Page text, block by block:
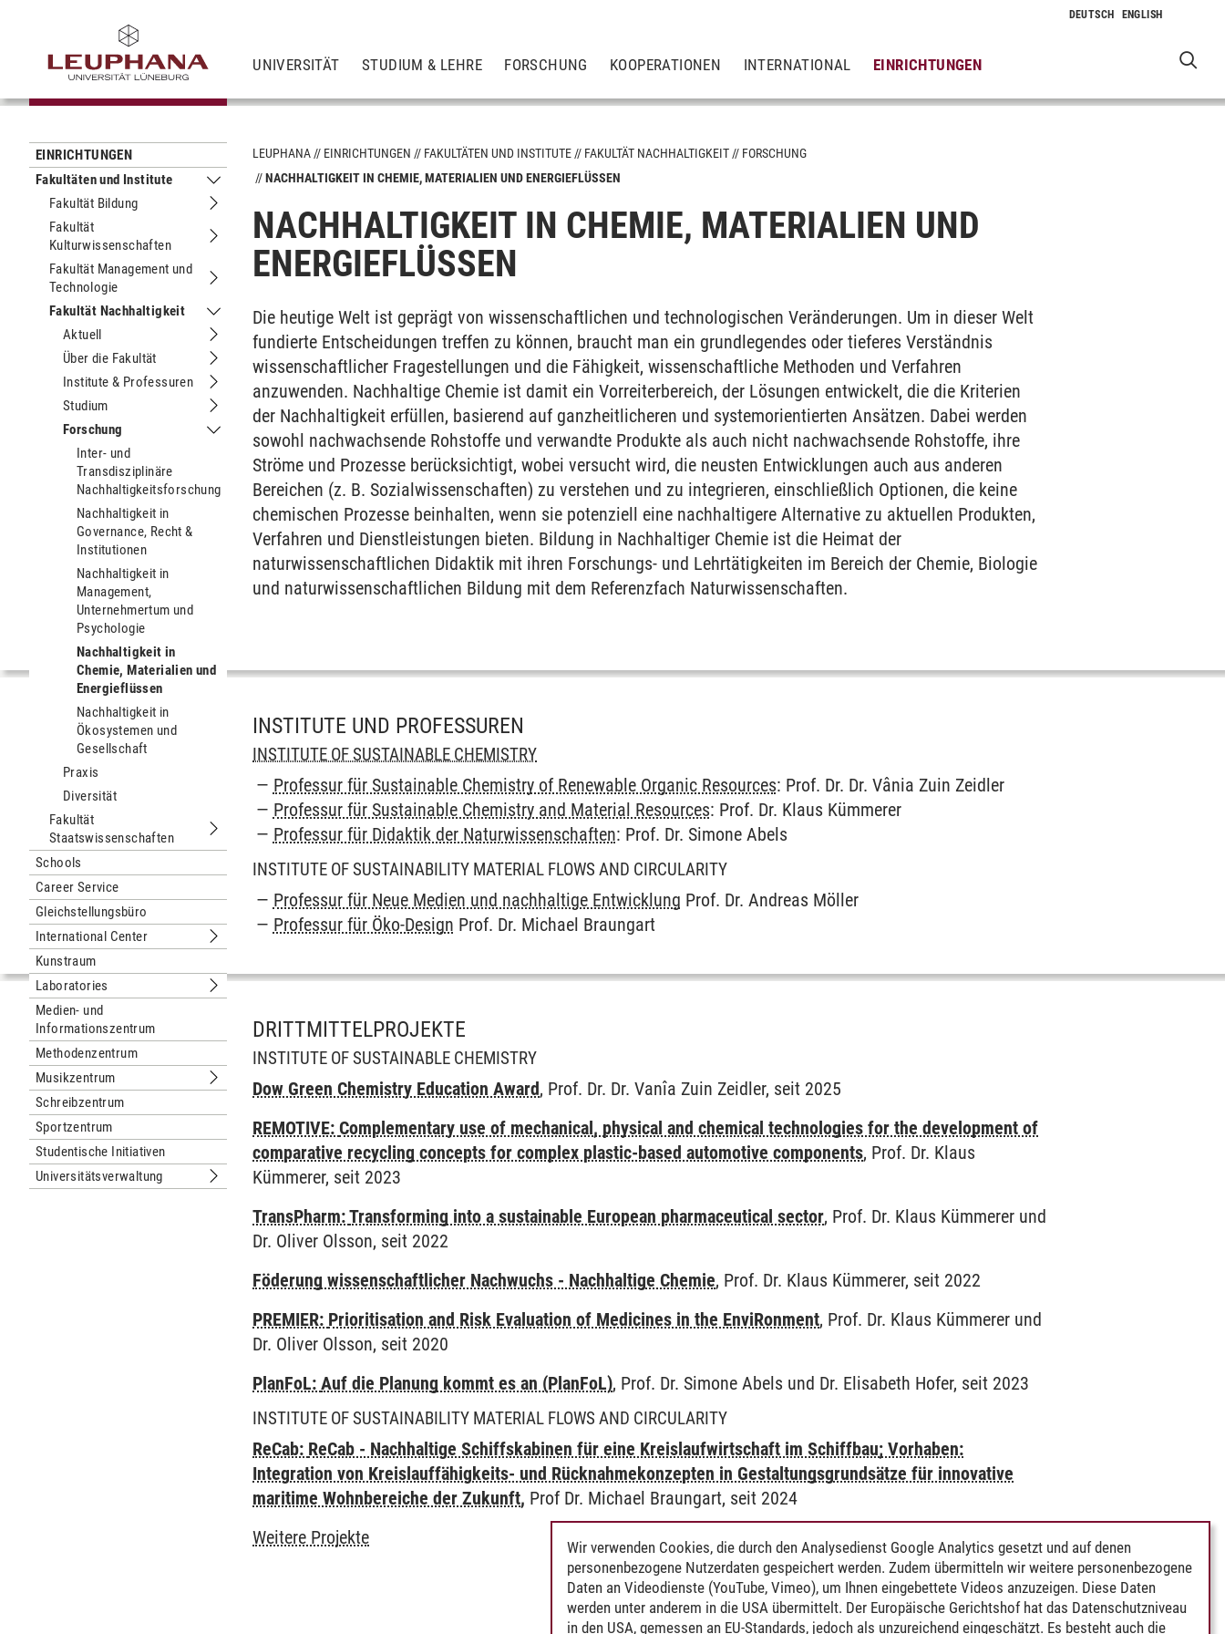
UNIVERSITÄT STUDIUM & LEHRE FORSCHUNG KOOPERATIONEN INTERNATIONAL EINRICHTUNGEN
EINRICHTUNGEN
Fakultäten und Institute
Untermenu Fakultäten und Institute
Fakultät Bildung
Untermenu Fakultät Bildung
Fakultät
Kulturwissenschaften
Untermenu Fakultät Kulturwissenschaften
Fakultät Management und
Technologie
Untermenu Fakultät Management und Technologie
Fakultät Nachhaltigkeit
Untermenu Fakultät Nachhaltigkeit
Aktuell
Untermenu Aktuell
Über die Fakultät
Untermenu Über die Fakultät
Institute & Professuren
Untermenu Institute & Professuren
Studium
Untermenu Studium
Forschung
Untermenu Forschung
Inter- und
Transdisziplinäre
Nachhaltigkeitsforschung
Nachhaltigkeit in
Governance, Recht &
Institutionen
Nachhaltigkeit in
Management,
Unternehmertum und
Psychologie
Nachhaltigkeit in
Chemie, Materialien und
Energieflüssen
Nachhaltigkeit in
Ökosystemen und
Gesellschaft
Praxis
Diversität
Fakultät
Staatswissenschaften
Untermenu Fakultät Staatswissenschaften
Schools
Career Service
Gleichstellungsbüro
International Center
Untermenu International Center
Kunstraum
Laboratories
Untermenu Laboratories
Medien- und
Informationszentrum
Methodenzentrum
Musikzentrum
Untermenu Musikzentrum
Schreibzentrum
Sportzentrum
Studentische Initiativen
Universitätsverwaltung
Untermenu Universitätsverwaltung
LEUPHANA EINRICHTUNGEN FAKULTÄTEN UND INSTITUTE FAKULTÄT NACHHALTIGKEIT
FORSCHUNG
NACHHALTIGKEIT IN CHEMIE, MATERIALIEN UND ENERGIEFLÜSSEN
NACHHALTIGKEIT IN CHEMIE, MATERIALIEN UND
ENERGIEFLÜSSEN
Die heutige Welt ist geprägt von wissenschaftlichen und technologischen Veränderungen. Um in dieser Welt
fundierte Entscheidungen treffen zu können, braucht man ein grundlegendes oder tieferes Verständnis
wissenschaftlicher Fragestellungen und die Fähigkeit, wissenschaftliche Methoden und Verfahren
anzuwenden. Nachhaltige Chemie ist damit ein Vorreiterbereich, der Lösungen entwickelt, die die Kriterien
der Nachhaltigkeit erfüllen, basierend auf ganzheitlicheren und systemorientierten Ansätzen. Dabei werden
sowohl nachwachsende Rohstoffe und verwandte Produkte als auch nicht nachwachsende Rohstoffe, ihre
Ströme und Prozesse berücksichtigt, wobei versucht wird, die neusten Entwicklungen auch aus anderen
Bereichen (z. B. Sozialwissenschaften) zu verstehen und zu integrieren, einschließlich Optionen, die keine
chemischen Prozesse beinhalten, wenn sie potenziell eine nachhaltigere Alternative zu aktuellen Produkten,
Verfahren und Dienstleistungen bieten. Bildung in Nachhaltiger Chemie ist die Heimat der
naturwissenschaftlichen Didaktik mit ihren Forschungs- und Lehrtätigkeiten im Bereich der Chemie, Biologie
und naturwissenschaftlichen Bildung mit dem Referenzfach Naturwissenschaften.
INSTITUTE UND PROFESSUREN
INSTITUTE OF SUSTAINABLE CHEMISTRY
Professur für Sustainable Chemistry of Renewable Organic Resources: Prof. Dr. Dr. Vânia Zuin Zeidler
Professur für Sustainable Chemistry and Material Resources: Prof. Dr. Klaus Kümmerer
Professur für Didaktik der Naturwissenschaften: Prof. Dr. Simone Abels
INSTITUTE OF SUSTAINABILITY MATERIAL FLOWS AND CIRCULARITY
Professur für Neue Medien und nachhaltige Entwicklung Prof. Dr. Andreas Möller
Professur für Öko-Design Prof. Dr. Michael Braungart
DRITTMITTELPROJEKTE
INSTITUTE OF SUSTAINABLE CHEMISTRY
Dow Green Chemistry Education Award, Prof. Dr. Dr. Vanîa Zuin Zeidler, seit 2025
REMOTIVE:Complementary use of mechanical, physical and chemical technologies for the development of
comparative recycling concepts for complex plastic-based automotive components, Prof. Dr. Klaus
Kümmerer, seit 2023
TransPharm:Transforming into a sustainable European pharmaceutical sector, Prof. Dr. Klaus Kümmerer und
Dr. Oliver Olsson, seit 2022
Föderung wissenschaftlicher Nachwuchs - Nachhaltige Chemie, Prof. Dr. Klaus Kümmerer, seit 2022
PREMIER: Prioritisation and Risk Evaluation of Medicines in the EnviRonment, Prof. Dr. Klaus Kümmerer und
Dr. Oliver Olsson, seit 2020
PlanFoL:Auf die Planung kommt es an (PlanFoL), Prof. Dr. Simone Abels und Dr. Elisabeth Hofer, seit 2023
INSTITUTE OF SUSTAINABILITY MATERIAL FLOWS AND CIRCULARITY
ReCab: ReCab - Nachhaltige Schiffskabinen für eine Kreislaufwirtschaft im Schiffbau; Vorhaben:
Integration von Kreislauffähigkeits- und Rücknahmekonzepten in Gestaltungsgrundsätze für innovative
maritime Wohnbereiche der Zukunft, Prof Dr. Michael Braungart, seit 2024
Weitere Projekte
Wir verwenden Cookies, die durch den Analysedienst Google Analytics gesetzt und auf denen
personenbezogene Nutzerdaten gespeichert werden. Zudem übermitteln wir weitere personenbezogene
Daten an Videodienste (YouTube, Vimeo), um Ihnen eingebettete Videos anzuzeigen. Diese Daten
werden unter anderem in die USA übermittelt. Der Europäische Gerichtshof hat das Datenschutzniveau
in den USA, gemessen an EU-Standards, jedoch als unzureichend eingeschätzt. Es besteht auch die